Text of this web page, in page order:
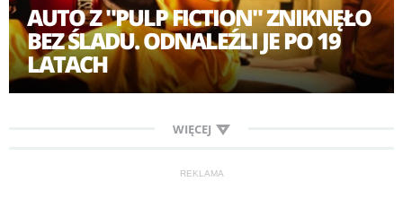
AUTO Z "PULP FICTION" ZNIKNĘŁO
BEZ ŚLADU. ODNALEŹLI JE PO 19
LATACH
WIĘCEJ
REKLAMA